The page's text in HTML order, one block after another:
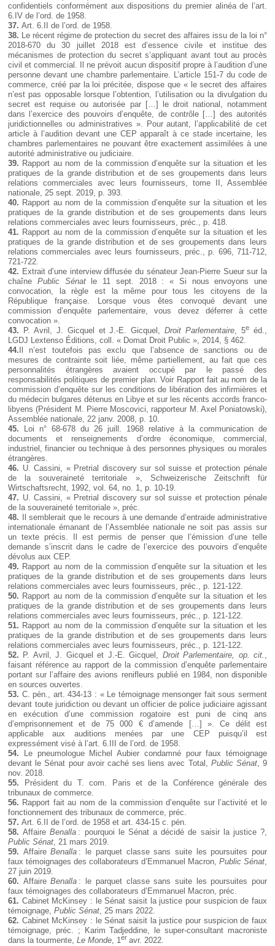
confidentiels conformément aux dispositions du premier alinéa de l’art.
6.IV de l’ord. de 1958.
37. Art. 6.II de l’ord. de 1958.
38. Le récent régime de protection du secret des affaires issu de la loi n°
2018-670 du 30 juillet 2018 est d’essence civile et institue des
mécanismes de protection du secret s’appliquant avant tout au procès
civil et commercial. Il ne prévoit aucun dispositif propre à l’audition d’une
personne devant une chambre parlementaire. L’article 151-7 du code de
commerce, créé par la loi précitée, dispose que « le secret des affaires
n’est pas opposable lorsque l’obtention, l’utilisation ou la divulgation du
secret est requise ou autorisée par […] le droit national, notamment
dans l’exercice des pouvoirs d’enquête, de contrôle […] des autorités
juridictionnelles ou administratives ». Pour autant, l’applicabilité de cet
article à l’audition devant une CEP apparaît à ce stade incertaine, les
chambres parlementaires ne pouvant être exactement assimilées à une
autorité administrative ou judiciaire.
39. Rapport au nom de la commission d’enquête sur la situation et les
pratiques de la grande distribution et de ses groupements dans leurs
relations commerciales avec leurs fournisseurs, tome II, Assemblée
nationale, 25 sept. 2019, p. 393.
40. Rapport au nom de la commission d’enquête sur la situation et les
pratiques de la grande distribution et de ses groupements dans leurs
relations commerciales avec leurs fournisseurs, préc., p. 418.
41. Rapport au nom de la commission d’enquête sur la situation et les
pratiques de la grande distribution et de ses groupements dans leurs
relations commerciales avec leurs fournisseurs, préc., p. 696, 711-712,
721-722.
42. Extrait d’une interview diffusée du sénateur Jean-Pierre Sueur sur la
chaîne Public Sénat
le 11 sept. 2018 : « Si nous envoyons une
convocation, la règle est la même pour tous les citoyens de la
République française. Lorsque vous êtes convoqué devant une
commission d’enquête parlementaire, vous devez déferrer à cette
convocation ».
43.
P. Avril, J. Gicquel et J.-E. Gicquel,Droit Parlementaire, 5e éd.,
LGDJ Lextenso Éditions, coll. « Domat Droit Public », 2014, § 462.
44. Il n’est toutefois pas exclu que l’absence de sanctions ou de
mesures de contrainte soit liée, même partiellement, au fait que ces
personnalités étrangères avaient occupé par le passé des
responsabilités politiques de premier plan. Voir Rapport fait au nom de la
commission d’enquête sur les conditions de libération des infirmières et
du médecin bulgares détenus en Libye et sur les récents accords franco-
libyens (Président M. Pierre Moscovici, rapporteur M. Axel Poniatowski),
Assemblée nationale, 22 janv. 2008, p. 10.
45.
Loi n° 68-678 du 26 juill. 1968 relative à la communication de
documents et renseignements d’ordre économique, commercial,
industriel, financier ou technique à des personnes physiques ou morales
étrangères.
46. U. Cassini, « Pretrial discovery sur sol suisse et protection pénale
de la souveraineté territoriale », Schweizerische Zeitschrift für
Wirtschaftsrecht, 1992, vol. 64, no. 1, p. 10-19.
47. U. Cassini, « Pretrial discovery sur sol suisse et protection pénale
de la souveraineté territoriale », préc.
48.
Il semblerait que le recours à une demande d’entraide administrative
internationale émanant de l’Assemblée nationale ne soit pas assis sur
un texte précis. Il est permis de penser que l’émission d’une telle
demande s’inscrit dans le cadre de l’exercice des pouvoirs d’enquête
dévolus aux CEP.
49. Rapport au nom de la commission d’enquête sur la situation et les
pratiques de la grande distribution et de ses groupements dans leurs
relations commerciales avec leurs fournisseurs, préc., p. 121-122.
50. Rapport au nom de la commission d’enquête sur la situation et les
pratiques de la grande distribution et de ses groupements dans leurs
relations commerciales avec leurs fournisseurs, préc., p. 121-122.
51. Rapport au nom de la commission d’enquête sur la situation et les
pratiques de la grande distribution et de ses groupements dans leurs
relations commerciales avec leurs fournisseurs, préc., p. 121-122.
52. P. Avril, J. Gicquel et J.-E. Gicquel, Droit Parlementaire, op. cit. ,
faisant référence au rapport de la commission d’enquête parlementaire
portant sur l’affaire des avions renifleurs publié en 1984, non disponible
en sources ouvertes.
53. C. pén., art. 434-13 : « Le témoignage mensonger fait sous serment
devant toute juridiction ou devant un officier de police judiciaire agissant
en exécution d’une commission rogatoire est puni de cinq ans
d’emprisonnement et de 75 000 € d’amende […] ». Ce délit est
applicable aux auditions menées par une CEP puisqu’il est
expressément visé à l’art. 6.III de l’ord. de 1958.
54.
Le pneumologue Michel Aubier condamné pour faux témoignage
devant le Sénat pour avoir caché ses liens avec Total, Public Sénat, 9
nov. 2018.
55.
Président du T. com. Paris et de la Conférence générale des
tribunaux de commerce.
56. Rapport fait au nom de la commission d’enquête sur l’activité et le
fonctionnement des tribunaux de commerce, préc.
57. Art. 6.II de l’ord. de 1958 et art. 434-15 c. pén.
58.AffaireBenalla : pourquoi le Sénat a décidé de saisir la justice ?,
Public Sénat, 21 mars 2019.
59. AffaireBenalla : le parquet classe sans suite les poursuites pour
faux témoignages des collaborateurs d’Emmanuel Macron, Public Sénat,
27 juin 2019.
60. AffaireBenalla : le parquet classe sans suite les poursuites pour
faux témoignages des collaborateurs d’Emmanuel Macron, préc.
61. Cabinet McKinsey : le Sénat saisit la justice pour suspicion de faux
témoignage, Public Sénat, 25 mars 2022.
62. Cabinet McKinsey : le Sénat saisit la justice pour suspicion de faux
témoignage, préc. ; Karim Tadjeddine, le super-consultant macroniste
dans la tourmente, Le Monde, 1er avr. 2022.